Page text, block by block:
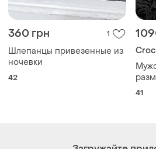
42
Загружайте
Покупайте вещи и